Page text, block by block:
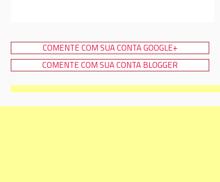
COMENTE COM SUA CONTA GOOGLE+
COMENTE COM SUA CONTA BLOGGER